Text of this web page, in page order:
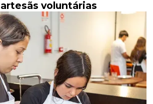
voluntárias